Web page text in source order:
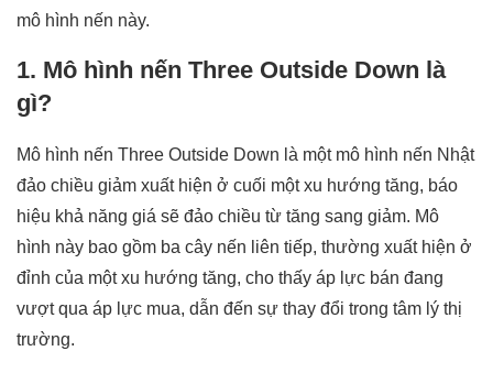
mô hình nến này.
1. Mô hình nến Three Outside Down là
gì?
Mô hình nến Three Outside Down là một mô hình nến Nhật
đảo chiều giảm xuất hiện ở cuối một xu hướng tăng, báo
hiệu khả năng giá sẽ đảo chiều từ tăng sang giảm. Mô
hình này bao gồm ba cây nến liên tiếp, thường xuất hiện ở
đỉnh của một xu hướng tăng, cho thấy áp lực bán đang
vượt qua áp lực mua, dẫn đến sự thay đổi trong tâm lý thị
trường.